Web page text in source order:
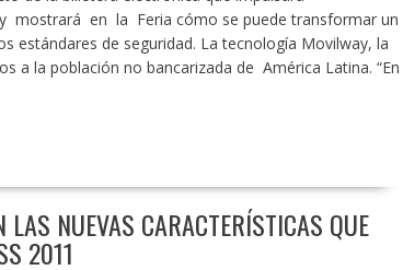
mostrará en la Feria cómo se puede transformar un
estándares de seguridad. La tecnología Movilway, la
a la población no bancarizada de América Latina. “En
NUEVAS CARACTERÍSTICAS QUE
2011